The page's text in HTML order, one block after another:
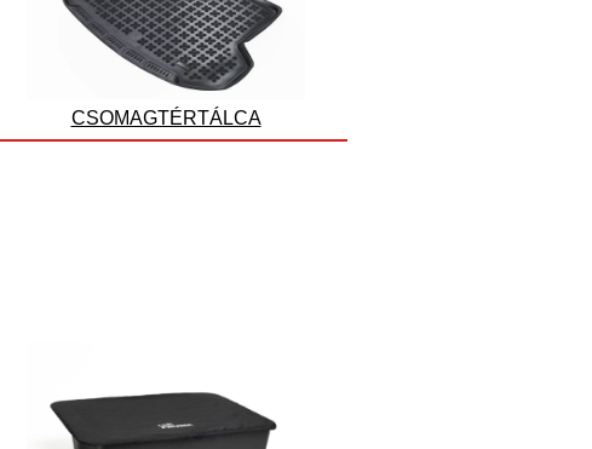
CSOMAGTÉRTÁLCA